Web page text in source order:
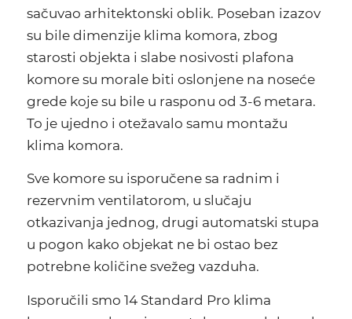
sačuvao arhitektonski oblik. Poseban izazov
su bile dimenzije klima komora, zbog
starosti objekta i slabe nosivosti plafona
komore su morale biti oslonjene na noseće
grede koje su bile u rasponu od 3-6 metara.
To je ujedno i otežavalo samu montažu
klima komora.
Sve komore su isporučene sa radnim i
rezervnim ventilatorom, u slučaju
otkazivanja jednog, drugi automatski stupa
u pogon kako objekat ne bi ostao bez
potrebne količine svežeg vazduha.
Isporučili smo 14 Standard Pro klima